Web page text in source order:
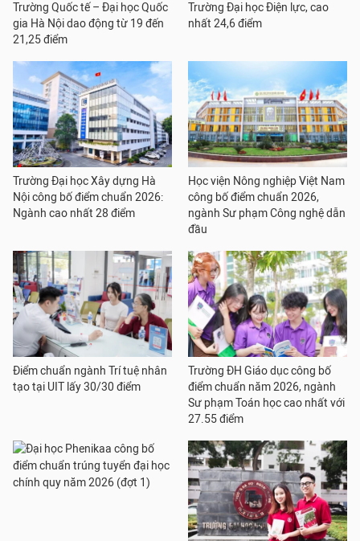
Trường Quốc tế – Đại học Quốc
gia Hà Nội dao động từ 19 đến
21,25 điểm
Trường Đại học Điện lực, cao
nhất 24,6 điểm
Trường Đại học Xây dựng Hà
Nội công bố điểm chuẩn 2026:
Ngành cao nhất 28 điểm
Học viện Nông nghiệp Việt Nam
công bố điểm chuẩn 2026,
ngành Sư phạm Công nghệ dẫn
đầu
Điểm chuẩn ngành Trí tuệ nhân
tạo tại UIT lấy 30/30 điểm
Trường ĐH Giáo dục công bố
điểm chuẩn năm 2026, ngành
Sư phạm Toán học cao nhất với
27.55 điểm